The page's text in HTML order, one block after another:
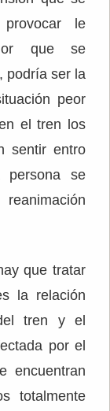
le
que se
podría ser la
peor
el tren los
sentir entro
persona se
que tratar
la relación
tren y el
por el
encuentran
totalmente